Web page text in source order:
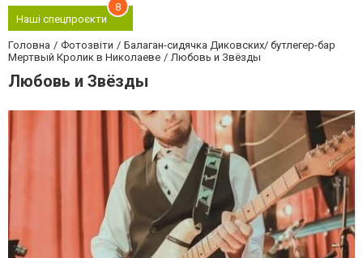
Наші спецпроєкти
8
Головна Фотозвіти
Балаган-сидячка Диковских/ бутлегер-бар
Мертвый Кролик в Николаеве
Любовь и Звёзды
Любовь и Звёзды